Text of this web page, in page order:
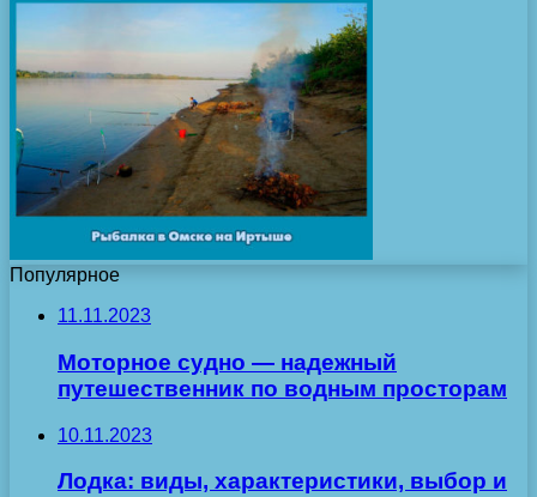
Популярное
11.11.2023
Моторное судно — надежный
путешественник по водным просторам
10.11.2023
Лодка: виды, характеристики, выбор и